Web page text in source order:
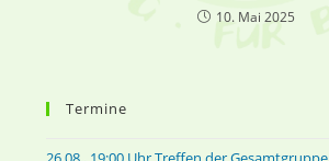
10. Mai 2025
Termine